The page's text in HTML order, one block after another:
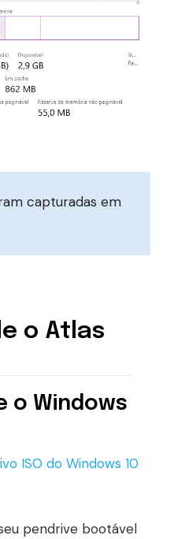
capturadas em
o Atlas
o Windows
ISO do Windows 10
pendrive bootável